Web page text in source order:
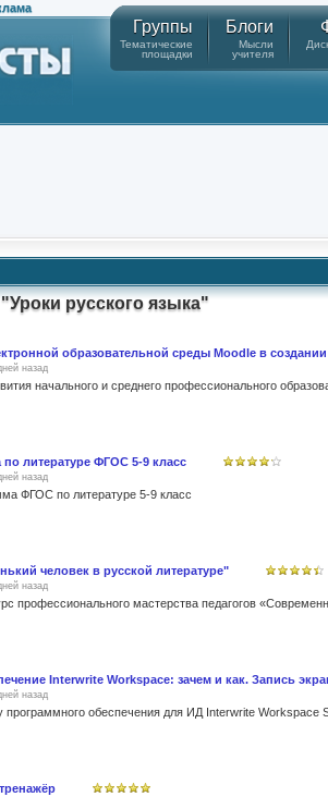
Группы
Тематические
площадки
Блоги
Мысли
учителя
русского языка"
образовательной среды Moodle в
назад
литературе ФГОС 5-9 класс
назад
ФГОС по литературе 5-9 класс
человек в русской литературе"
назад
Interwrite Workspace: зачем и как. Запись
назад
программного обеспечения для ИД Interwrite Workspace